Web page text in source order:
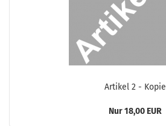
Ar­ti­kel 2 - Kopie
Nur 18,00 EUR